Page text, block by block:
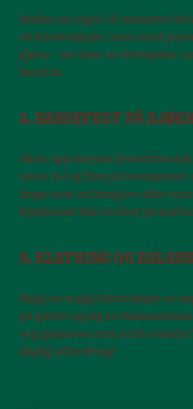
Innfør en regel: 15 minutter
en hinderløype i stua med
gjør» – én viser en bevegelse,
hermer.
3. DANSEFEST PÅ
Skru opp barnas
være DJ og finn på
hopp som en kenguru eller
Kjøkkenet blir en fest på null
4. KLATRING OG
Bygg en trygg klatreløype av
på gulvet og lag en
seg gjennom uten å trå
daglig utfordring!